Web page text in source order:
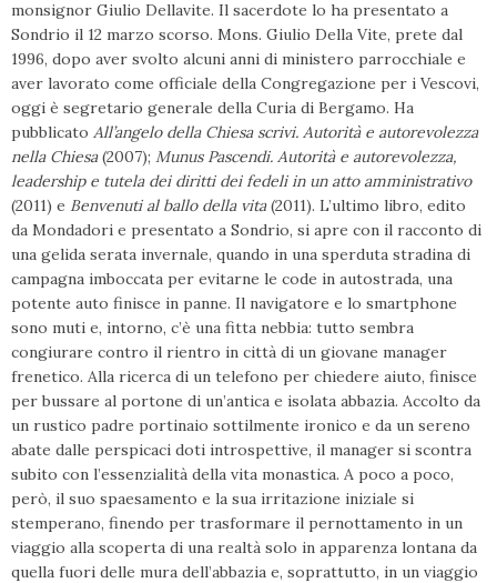
monsignor Giulio Dellavite. Il sacerdote lo ha presentato a
Sondrio il 12 marzo scorso. Mons. Giulio Della Vite, prete dal
1996, dopo aver svolto alcuni anni di ministero parrocchiale e
aver lavorato come officiale della Congregazione per i Vescovi,
oggi è segretario generale della Curia di Bergamo. Ha
pubblicato All’angelo della Chiesa scrivi. Autorità e autorevolezza
nella Chiesa(2007); Munus Pascendi. Autorità e autorevolezza,
leadership e tutela dei diritti dei fedeli in un atto amministrativo
(2011) e Benvenuti al ballo della vita(2011). L’ultimo libro, edito
da Mondadori e presentato a Sondrio, si apre con il racconto di
una gelida serata invernale, quando in una sperduta stradina di
campagna imboccata per evitarne le code in autostrada, una
potente auto finisce in panne. Il navigatore e lo smartphone
sono muti e, intorno, c’è una fitta nebbia: tutto sembra
congiurare contro il rientro in città di un giovane manager
frenetico. Alla ricerca di un telefono per chiedere aiuto, finisce
per bussare al portone di un’antica e isolata abbazia. Accolto da
un rustico padre portinaio sottilmente ironico e da un sereno
abate dalle perspicaci doti introspettive, il manager si scontra
subito con l’essenzialità della vita monastica. A poco a poco,
però, il suo spaesamento e la sua irritazione iniziale si
stemperano, finendo per trasformare il pernottamento in un
viaggio alla scoperta di una realtà solo in apparenza lontana da
quella fuori delle mura dell’abbazia e, soprattutto, in un viaggio